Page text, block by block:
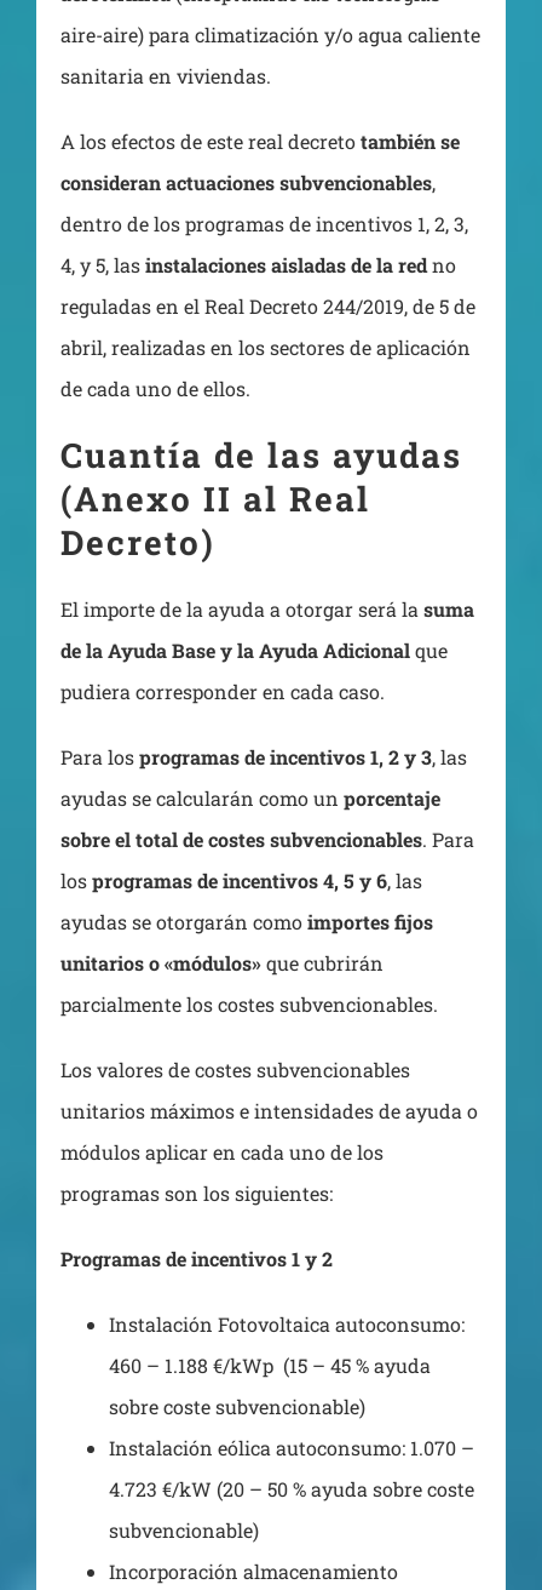
aire-aire) para climatización y/o agua caliente
sanitaria en viviendas.
A los efectos de este real decretotambién se
consideran actuaciones subvencionables,
dentro de los programas de incentivos 1, 2, 3,
4, y 5, lasinstalaciones aisladas de la redno
reguladas en el Real Decreto 244/2019, de 5 de
abril, realizadas en los sectores de aplicación
de cada uno de ellos.
Cuantía de las ayudas
(Anexo II al Real
Decreto)
El importe de la ayuda a otorgar será la suma
de la Ayuda Base y la Ayuda Adicionalque
pudiera corresponder en cada caso.
Para losprogramas de incentivos 1, 2 y 3, las
ayudas se calcularán como un porcentaje
sobre el total de costes subvencionables. Para
losprogramas de incentivos 4, 5 y 6, las
ayudas se otorgarán comoimportes fijos
unitarios o «módulos»que cubrirán
parcialmente los costes subvencionables.
Los valores de costes subvencionables
unitarios máximos e intensidades de ayuda o
módulos aplicar en cada uno de los
programas son los siguientes:
Programas de incentivos 1 y 2
Instalación Fotovoltaica autoconsumo:
460 – 1.188 €/kWp (15 – 45 % ayuda
sobre coste subvencionable)
Instalación eólica autoconsumo: 1.070 –
4.723 €/kW (20 – 50 % ayuda sobre coste
subvencionable)
Incorporación almacenamiento